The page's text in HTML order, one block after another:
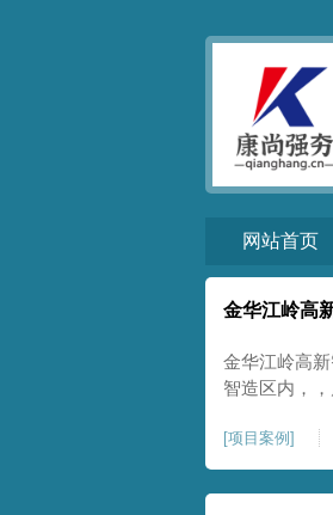
网站首页
金华江岭高
金华江岭高
智造区内，
区新建建设
载力偏弱。
[项目案例 ]